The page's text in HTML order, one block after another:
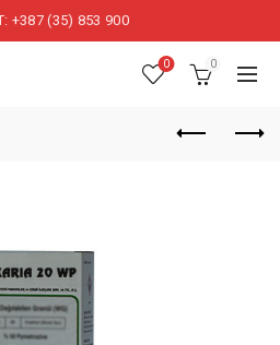
+387 (35) 853 900
0 0